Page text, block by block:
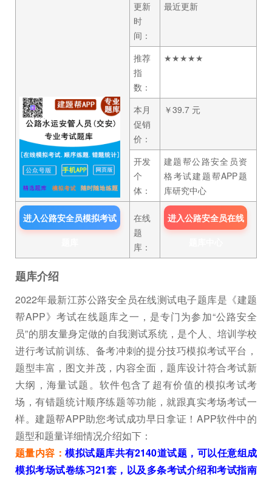
更新
时
间：
最近更新
推荐
指
数：
★★★★★
本月
促销
价：
￥39.7 元
开发
个
体：
建题帮公路安全员资
格考试建题帮APP题
库研究中心
进入公路安全员模拟考试
在线
题
库：
进入公路安全员在线
题库介绍
2022年最新江苏公路安全员在线测试电子题库是《建题
帮APP》考试在线题库之一，是专门为参加“公路安全
员”的朋友量身定做的自我测试系统，是个人、培训学校
进行考试前训练、备考冲刺的提分技巧模拟考试平台，
题型丰富，图文并茂，内容全面，题库设计符合考试新
大纲，海量试题。软件包含了超有价值的模拟考试考
场，有错题统计顺序练题等功能，就跟真实考场考试一
样。建题帮APP助您考试成功早日拿证！APP软件中的
题型和题量详细情况介绍如下：
题量内容：模拟试题库共有2140道试题，可以任意组成
模拟考场试卷练习21套，以及多条考试介绍和考试指南